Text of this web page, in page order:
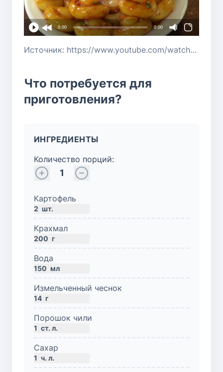
0:00 0:00
Источник: https://www.youtube.com/watch?v=-BYPCJNm5uo
Что потребуется для
приготовления?
ИНГРЕДИЕНТЫ
Количество порций:
1
Картофель
2 шт.
Крахмал
200 г
Вода
150 мл
Измельченный чеснок
14 г
Порошок чили
1 ст. л.
Сахар
1 ч. л.